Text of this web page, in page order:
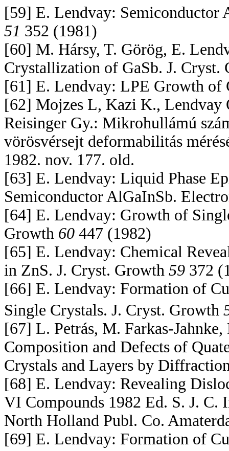
[59] E. Lendvay: Semiconductor
51 352 (1981)
[60] M. Hársy, T. Görög, E.
Crystallization of GaSb. J.
[61] E. Lendvay: LPE Growth of
[62] Mojzes L, Kazi K.,
Reisinger Gy.: Mikrohullámú
vörösvérsejt deformabilitás
1982. nov. 177. old.
[63] E. Lendvay: Liquid Phase
Semiconductor AlGaInSb.
[64] E. Lendvay: Growth of
Growth 60 447 (1982)
[65] E. Lendvay: Chemical
in ZnS. J. Cryst. Growth 59 372
[66] E. Lendvay: Formation of Cu
Single Crystals. J. Cryst. Growth
[67] L. Petrás, M. Farkas-
Composition and Defects of
Crystals and Layers by
[68] E. Lendvay: Revealing
VI Compounds 1982 Ed. S. J. C.
North Holland Publ. Co.
[69] E. Lendvay: Formation of Cu